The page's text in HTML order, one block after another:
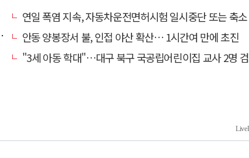
연일 폭염 지속, 자동차운전면허시험 일시중단 또는 축소 운영
안동 양봉장서 불, 인접 야산 확산… 1시간여 만에 초진
"3세 아동 학대"…대구 북구 국공립어린이집 교사 2명 검찰 송치